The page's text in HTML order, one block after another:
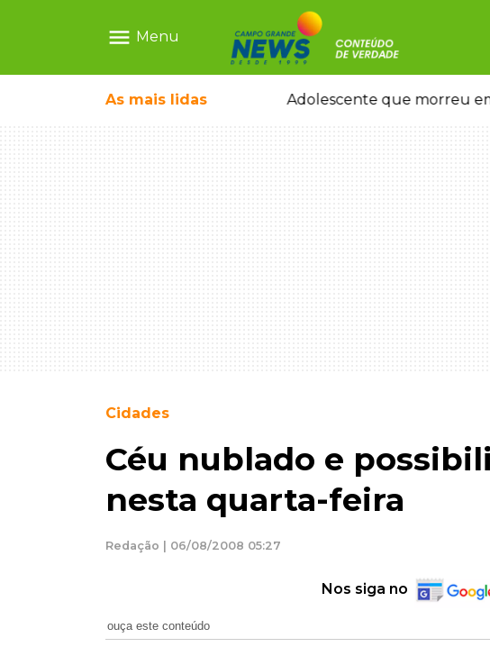
menu Menu
As mais lidas
ser membro de facção Adolescente que morreu
Cidades
Céu nublado e
nesta quarta-feira
Redação | 06/08/2008 05:27
Nos siga no
ouça este conteúdo